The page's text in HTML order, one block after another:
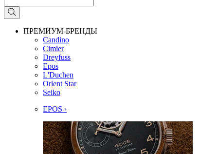
ПРЕМИУМ-БРЕНДЫ
Candino
Cimier
Dreyfuss
Epos
L'Duchen
Orient Star
Seiko
EPOS ›